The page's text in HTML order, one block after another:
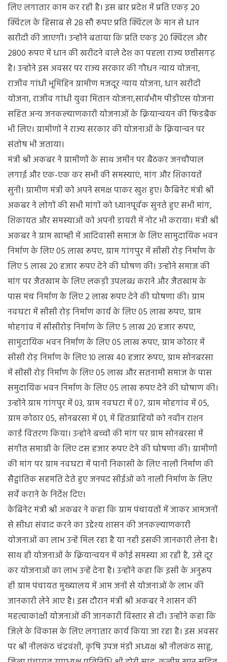
लिए लगातार काम कर रही है। इस बार प्रदेश में प्रति एकड़ 20
क्विंटल के हिसाब से 28 सौ रूपए प्रति क्विंटल के मान से धान
खरीदी की जाएगी। उन्होंने बताया कि प्रति एकड़ 20 क्विंटल और
2800 रूपए में धान की खरीदने वाले देश का पहला राज्य छत्तीसगढ़
है। उन्होने इस अवसर पर राज्य सरकार की गौधन न्याय योजना,
राजीव गांधी भूमिहिन ग्रामीण मजदूर न्याय योजना, धान खरीदी
योजना, राजीव गांधी युवा मितान योजना,सार्वभौम पीडीएस योजना
सहित अन्य जनकल्याणकारी योजनाओं के क्रियान्वयन की फिडबैक
भी लिए। ग्रामीणों ने राज्य सरकार की योजनाओं के क्रियान्वन पर
संतोष भी जताया।
मंत्री श्री अकबर ने ग्रामीणों के साथ जमीन पर बैठकर जनचौपाल
लगाई और एक-एक कर सभी की समस्याएं, मांग और शिकायतें
सुनी। ग्रामीण मंत्री को अपने समक्ष पाकर खुश हुए। कैबिनेट मंत्री श्री
अकबर ने लोगों की सभी मांगों को ध्यानपूर्वक सुनते हुए सभी मांग,
शिकायत और समस्याओं को अपनी डायरी में नोट भी कराया। मंत्री श्री
अकबर ने ग्राम खाम्ही में आदिवासी समाज के लिए सामुदायिक भवन
निर्माण के लिए 05 लाख रूपए, ग्राम गांगपुर में सीसी रोड़ निर्माण के
लिए 5 लाख 20 हजार रूपए देने की घोषण की। उन्होने समाज की
मांग पर जैतखाम के लिए लकड़ी उपलब्ध कराने और जैतखाम के
पास मंच निर्माण के लिए 2 लाख रूपए देने की घोषणा की। ग्राम
नवघटा में सीसी रोड़ निर्माण कार्य के लिए 05 लाख रूपए, ग्राम
मोहगांव में सीसीरोड़ निर्माण के लिए 5 लाख 20 हजार रूपए,
सामुदायिक भवन निर्माण के लिए 05 लाख रूपए, ग्राम कोठार में
सीसी रोड़ निर्माण के लिए 10 लाख 40 हजार रूपए, ग्राम सोनबरसा
में सीसी रोड़ निर्माण के लिए 05 लाख और सतनामी समाज के पास
समुदायिक भवन निर्माण के लिए 05 लाख रूपए देने की घोषाण की।
उन्होंने ग्राम गांगपुर में 03, ग्राम नवघटा में 07, ग्राम मोहगांव में 05,
ग्राम कोठार 05, सोनबरसा में 01, में हितग्राहियों को नवीन राशन
कार्ड वितरण किया। उन्होने बच्चों की मांग पर ग्राम सोनबरसा में
संगीत समाग्री के लिए दस हजार रूपए देने की घोषणा की। ग्रामीणों
की मांग पर ग्राम नवघटा में पानी निकासी के लिए नाली निर्माण की
सैद्वांतिक सहमति देते हुए जनपद सीईओ को नाली निर्माण के लिए
सर्वे कराने के निर्देश दिए।
केबिनेट मंत्री श्री अकबर ने कहा कि ग्राम पंचायतों में जाकर आमजनों
से सीधा संवाद करने का उद्देश्य शासन की जनकल्याणकारी
योजनाओं का लाभ उन्हें मिल रहा है या नही इसकी जानकारी लेना है।
साथ ही योजनाओं के क्रियान्वयन में कोई समस्या आ रही है, उसे दूर
कर योजनाओं का लाभ उन्हें देना है। उन्होंने कहा कि इसी के अनुरूप
ही ग्राम पंचायत मुख्यालय में आम जनों से योजनाओं के लाभ की
जानकारी लेने आए है। इस दौरान मंत्री श्री अकबर ने शासन की
महत्वाकांक्षी योजनाओं की जानकारी विस्तार से दी। उन्होंने कहा कि
जिले के विकास के लिए लगातार कार्य किया जा रहा है। इस अवसर
पर श्री नीलकंठ चंद्रवंशी, कृषि उपज मंडी अध्यक्ष श्री नीलकंठ साहू,